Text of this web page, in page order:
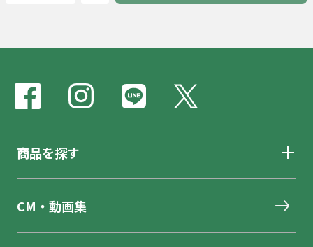
商品を探す
CM・動画集